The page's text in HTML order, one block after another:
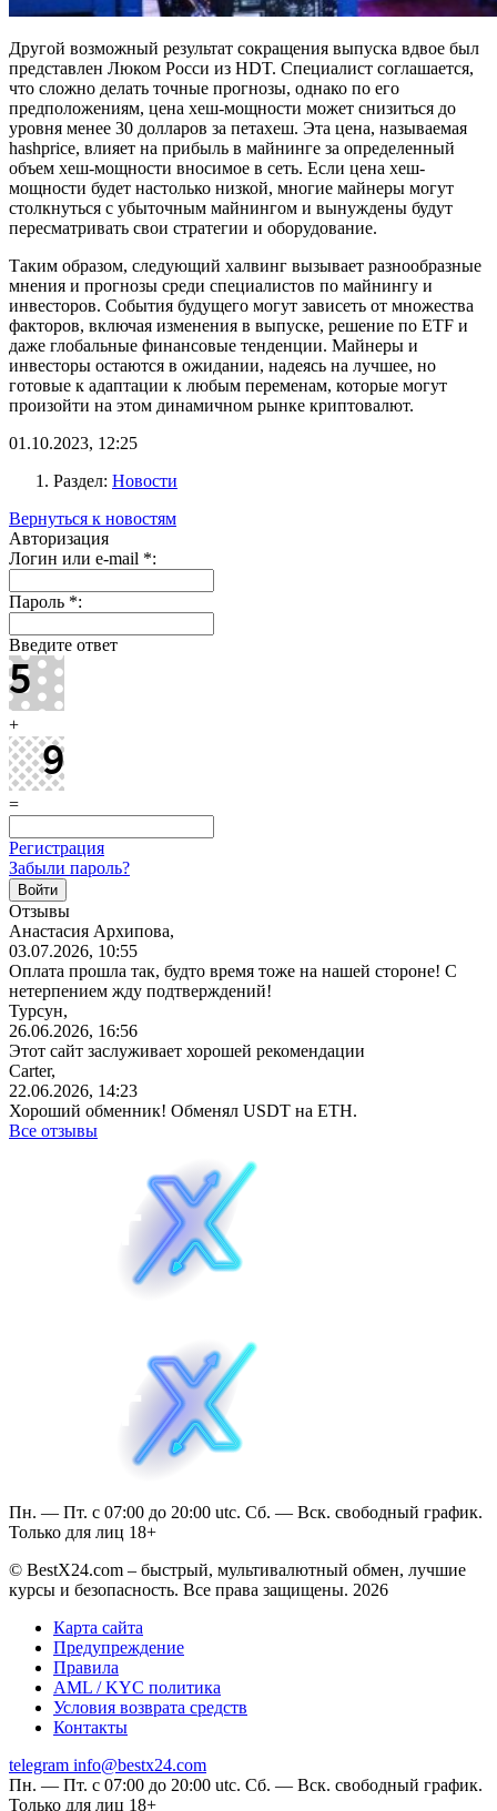
Другой возможный результат сокращения выпуска вдвое был
представлен Люком Росси из HDT. Специалист соглашается,
что сложно делать точные прогнозы, однако по его
предположениям, цена хеш-мощности может снизиться до
уровня менее 30 долларов за петахеш. Эта цена, называемая
hashprice, влияет на прибыль в майнинге за определенный
объем хеш-мощности вносимое в сеть. Если цена хеш-
мощности будет настолько низкой, многие майнеры могут
столкнуться с убыточным майнингом и вынуждены будут
пересматривать свои стратегии и оборудование.
Таким образом, следующий халвинг вызывает разнообразные
мнения и прогнозы среди специалистов по майнингу и
инвесторов. События будущего могут зависеть от множества
факторов, включая изменения в выпуске, решение по ETF и
даже глобальные финансовые тенденции. Майнеры и
инвесторы остаются в ожидании, надеясь на лучшее, но
готовые к адаптации к любым переменам, которые могут
произойти на этом динамичном рынке криптовалют.
01.10.2023, 12:25
Раздел: Новости
Вернуться к новостям
Авторизация
Логин или e-mail *:
Пароль *:
Введите ответ
+
=
Регистрация
Забыли пароль?
Отзывы
Анастасия Архипова,
03.07.2026, 10:55
Оплата прошла так, будто время тоже на нашей стороне! С
нетерпением жду подтверждений!
Турсун,
26.06.2026, 16:56
Этот сайт заслуживает хорошей рекомендации
Carter,
22.06.2026, 14:23
Хороший обменник! Обменял USDT на ETH.
Все отзывы
Пн. — Пт. с 07:00 до 20:00 utc. Сб. — Вск. свободный график.
Только для лиц 18+
© BestX24.com – быстрый, мультивалютный обмен, лучшие
курсы и безопасность. Все права защищены. 2026
Карта сайта
Предупреждение
Правила
AML / KYC политика
Условия возврата средств
Контакты
telegram info@bestx24.com
Пн. — Пт. с 07:00 до 20:00 utc. Сб. — Вск. свободный график.
Только для лиц 18+